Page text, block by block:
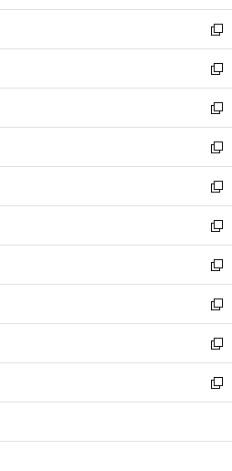
開
く
ウ
で
開
く
ン
ド
ウ
で
開
く
ウ
ィ
ン
ド
ウ
で
開
く
新
し
い
ウ
ィ
ン
ド
ウ
で
開
く
新
し
い
ウ
ィ
ン
ド
ウ
で
開
く
新
し
い
ウ
ィ
ン
ド
ウ
で
開
く
新
し
い
ウ
ィ
ン
ド
ウ
で
開
く
新
し
い
ウ
ィ
ン
ド
ウ
で
開
く
新
し
い
ウ
ィ
ン
ド
ウ
で
開
新
し
い
ウ
ィ
ン
ド
ウ
開
新
し
い
ウ
ィ
ン
ウ
新
し
い
ウ
ン
新
し
ウ